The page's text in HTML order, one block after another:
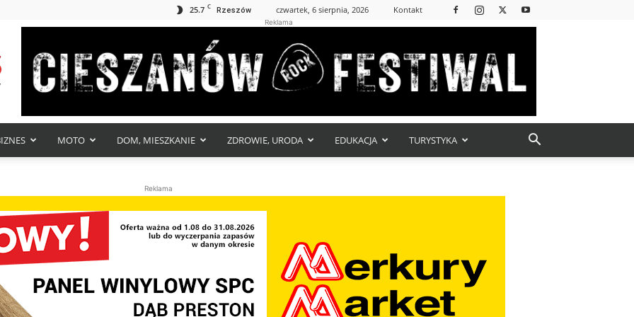
25.7 C Rzeszów czwartek, 6 sierpnia, 2026 Kontakt
Reklama
MOTO DOM, MIESZKANIE ZDROWIE, URODA EDUKACJA TURYSTYKA
Reklama